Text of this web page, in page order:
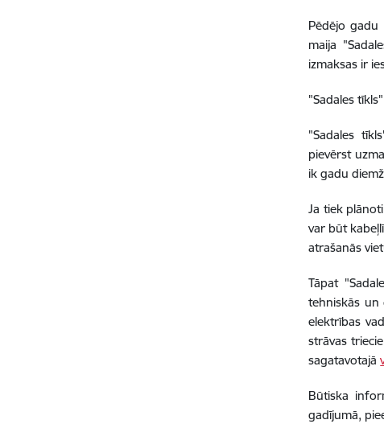
Pēdējo gadu
maija
izmaksas ir
"Sadales
"Sadales
pievērst
ik gadu
Ja tiek
var būt
atrašanās
Tāpat
tehniskās un
elektrības
strāvas
sagatavotajā
Būtiska
gadījumā,